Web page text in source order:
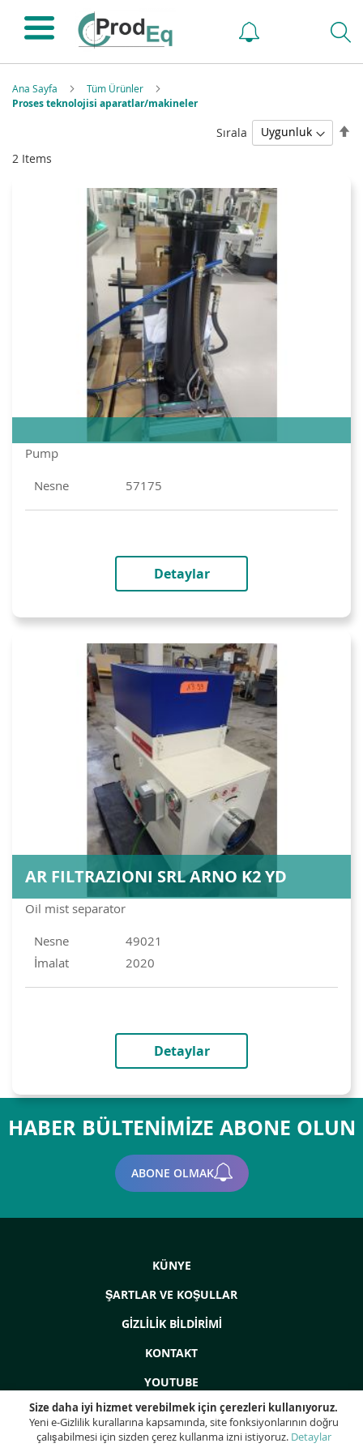
Size daha iyi hizmet verebilmek için çerezleri kullanıyoruz.
Yeni e-Gizlilik kurallarına kapsamında, site fonksiyonlarının doğru
çalışabilmesi için sizden çerez kullanma izni istiyoruz. Detaylar
Ana Sayfa Tüm Ürünler
Proses teknolojisi aparatlar/makineler
2 Items
Sırala
Pump
Nesne
57175
Detaylar
Oil mist separator
AR FILTRAZIONI SRL ARNO K2 YD
Nesne
49021
İmalat
2020
Detaylar
HABER BÜLTENIMIZE ABONE OLUN
ABONE OLMAK
KÜNYE
ŞARTLAR VE KOŞULLAR
GIZLILIK BILDIRIMI
KONTAKT
YOUTUBE
Telif Hakkı © 2022 - ProdEq Group: Kullanılmış Makineler - Revizyonlar -